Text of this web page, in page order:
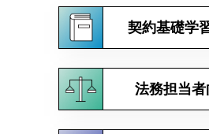
契約基礎学
法務担当者